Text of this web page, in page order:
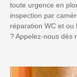
toute urgence en
inspection par
réparation WC et ou
? Appelez-nous dès